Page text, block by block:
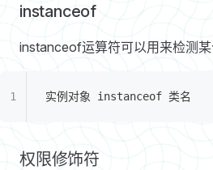
instanceof
instanceof运算符可以用来检测
实例对象 instanceof 类名
权限修饰符